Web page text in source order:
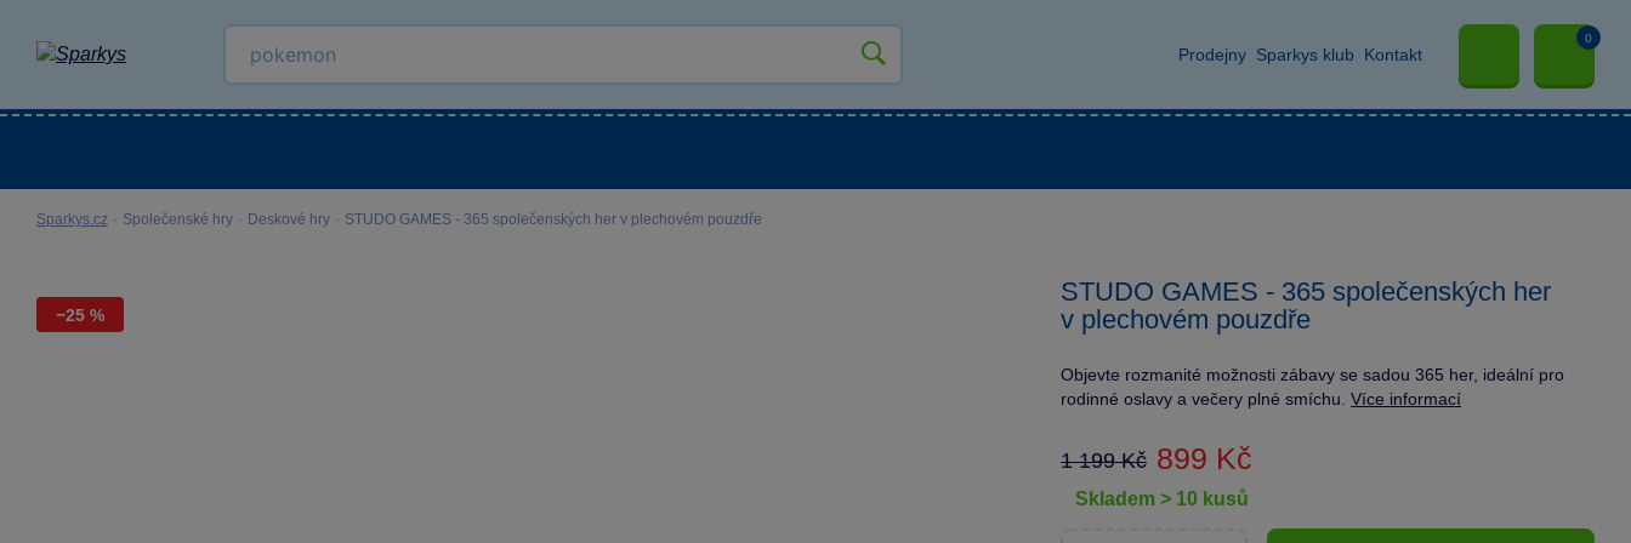
Prodejny Sparkys klub Kontakt
0
Sparkys.cz · Společenské hry · Deskové hry · STUDO GAMES - 365 společenských her v plechovém pouzdře
−25 %
STUDO GAMES - 365 společenských her
v plechovém pouzdře
Objevte rozmanité možnosti zábavy se sadou 365 her, ideální pro
rodinné oslavy a večery plné smíchu. Více informací
1 199 Kč 899 Kč
skladem > 10 kusů